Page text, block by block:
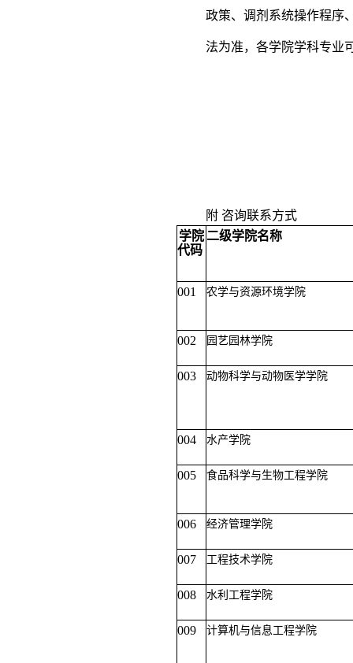
政策、调剂系统操作程序
法为准，各学院学科专业
附 咨询联系方式
学院
代码
二级学院名称
001 农学与资源环境学院
002 园艺园林学院
003 动物科学与动物医学学院
004 水产学院
005 食品科学与生物工程学院
006 经济管理学院
007 工程技术学院
008 水利工程学院
009 计算机与信息工程学院